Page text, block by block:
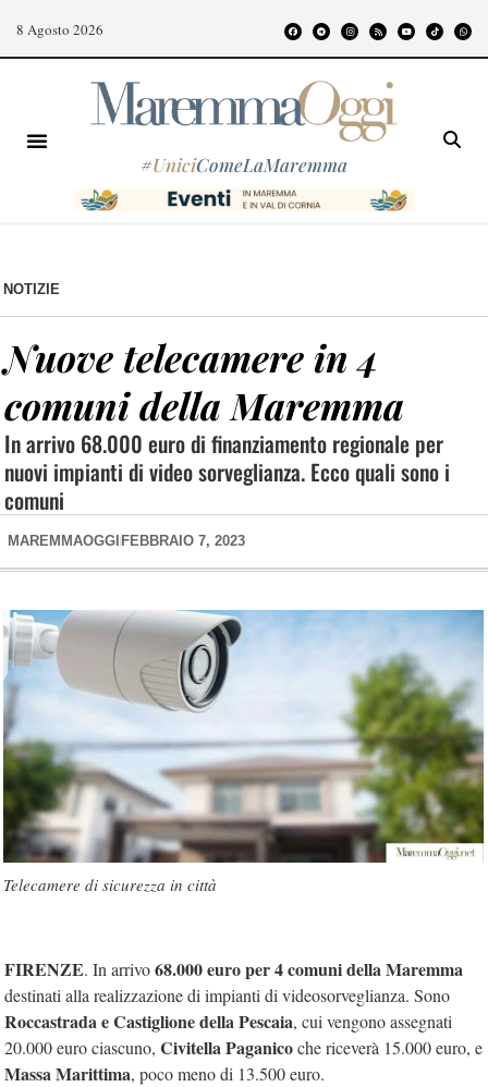
8 Agosto 2026
#UniciComeLaMaremma
NOTIZIE
Nuove telecamere in 4
comuni della Maremma
In arrivo 68.000 euro di finanziamento regionale per
nuovi impianti di video sorveglianza. Ecco quali sono i
comuni
MAREMMAOGGI FEBBRAIO 7, 2023
Telecamere di sicurezza in città
FIRENZE. In arrivo68.000 euro per 4 comuni della Maremma
destinati alla realizzazione di impianti di videosorveglianza. Sono
Roccastrada e Castiglione della Pescaia, cui vengono assegnati
20.000 euro ciascuno, Civitella Paganicoche riceverà 15.000 euro, e
Massa Marittima, poco meno di 13.500 euro.